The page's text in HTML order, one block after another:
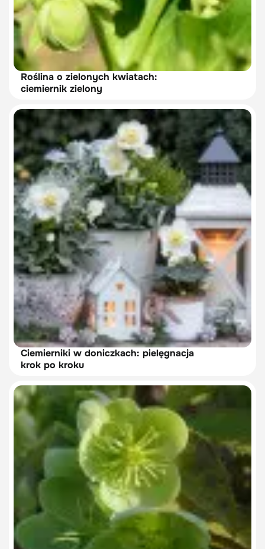
Roślina o zielonych kwiatach:
ciemiernik zielony
Ciemierniki w doniczkach: pielęgnacja
krok po kroku